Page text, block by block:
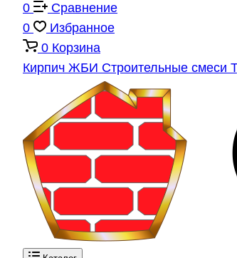
0
Сравнение
0
Избранное
0 Корзина
Кирпич ЖБИ Строительные смеси